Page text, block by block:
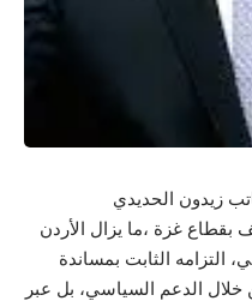
زيدون الحديدي
غزة ،ما يزال الأردن
التزامه الثابت بمساندة
الدعم السياسي، بل عبر